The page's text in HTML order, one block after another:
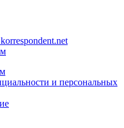
и персональных